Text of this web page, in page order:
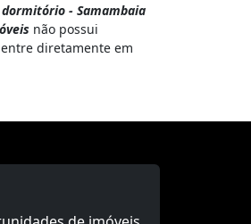
- Samambaia
não possui
entre diretamente em